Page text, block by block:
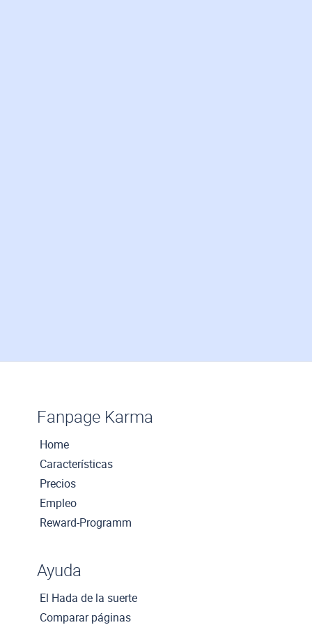
Fanpage Karma
Home
Características
Precios
Empleo
Reward-Programm
Ayuda
El Hada de la suerte
Comparar páginas